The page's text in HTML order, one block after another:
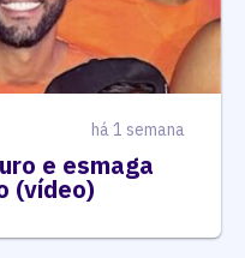
há 1 semana
e esmaga
(vídeo)